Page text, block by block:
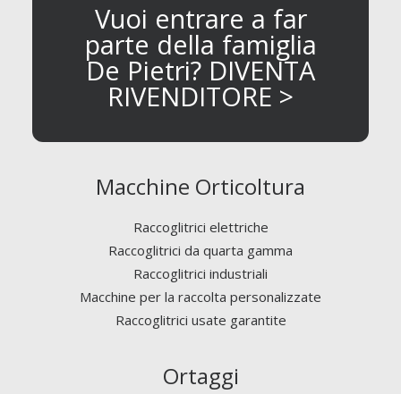
Vuoi entrare a far
parte della famiglia
De Pietri? DIVENTA
RIVENDITORE >
Macchine Orticoltura
Raccoglitrici elettriche
Raccoglitrici da quarta gamma
Raccoglitrici industriali
Macchine per la raccolta personalizzate
Raccoglitrici usate garantite
Ortaggi